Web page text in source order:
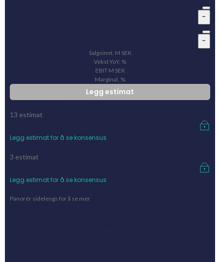
-
-
Salgsinnt. M SEK
Vekst YoY, %
EBIT M SEK
Marginal, %
Legg estimat
13 estimat
Legg estimat for å se konsensus
3 estimat
Legg estimat for å se konsensus
Panorér sidelengs for å se mer